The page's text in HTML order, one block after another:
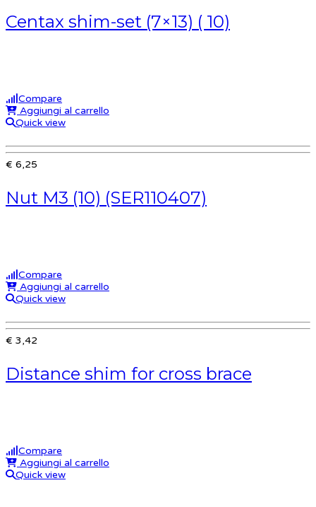
Centax shim-set (7×13) ( 10)
Compare
Aggiungi al carrello
Quick view
€ 6,25
Nut M3 (10) (SER110407)
Compare
Aggiungi al carrello
Quick view
€ 3,42
Distance shim for cross brace
Compare
Aggiungi al carrello
Quick view